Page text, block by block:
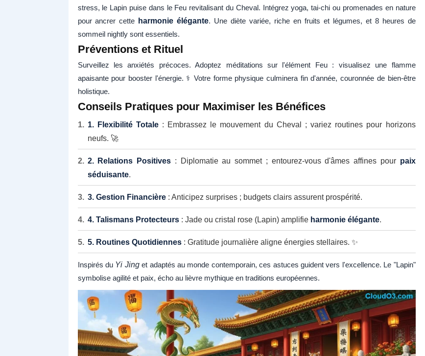
stress, le Lapin puise dans le Feu revitalisant du Cheval. Intégrez yoga, tai-chi ou promenades en nature
pour ancrer cette harmonie élégante. Une diète variée, riche en fruits et légumes, et 8 heures de
sommeil nightly sont essentiels.
Préventions et Rituel
Surveillez les anxiétés précoces. Adoptez méditations sur l'élément Feu : visualisez une flamme
apaisante pour booster l'énergie. ⚕️ Votre forme physique culminera fin d'année, couronnée de bien-être
holistique.
Conseils Pratiques pour Maximiser les Bénéfices
1. Flexibilité Totale: Embrassez le mouvement du Cheval ; variez routines pour horizons
neufs. 🚀
2. Relations Positives : Diplomatie au sommet ; entourez-vous d'âmes affines pour paix
séduisante.
3. Gestion Financière: Anticipez surprises ; budgets clairs assurent prospérité.
4. Talismans Protecteurs: Jade ou cristal rose (Lapin) amplifie harmonie élégante.
5. Routines Quotidiennes: Gratitude journalière aligne énergies stellaires. ✨
Inspirés du Yi Jinget adaptés au monde contemporain, ces astuces guident vers l'excellence. Le "Lapin"
symbolise agilité et paix, écho au lièvre mythique en traditions européennes.